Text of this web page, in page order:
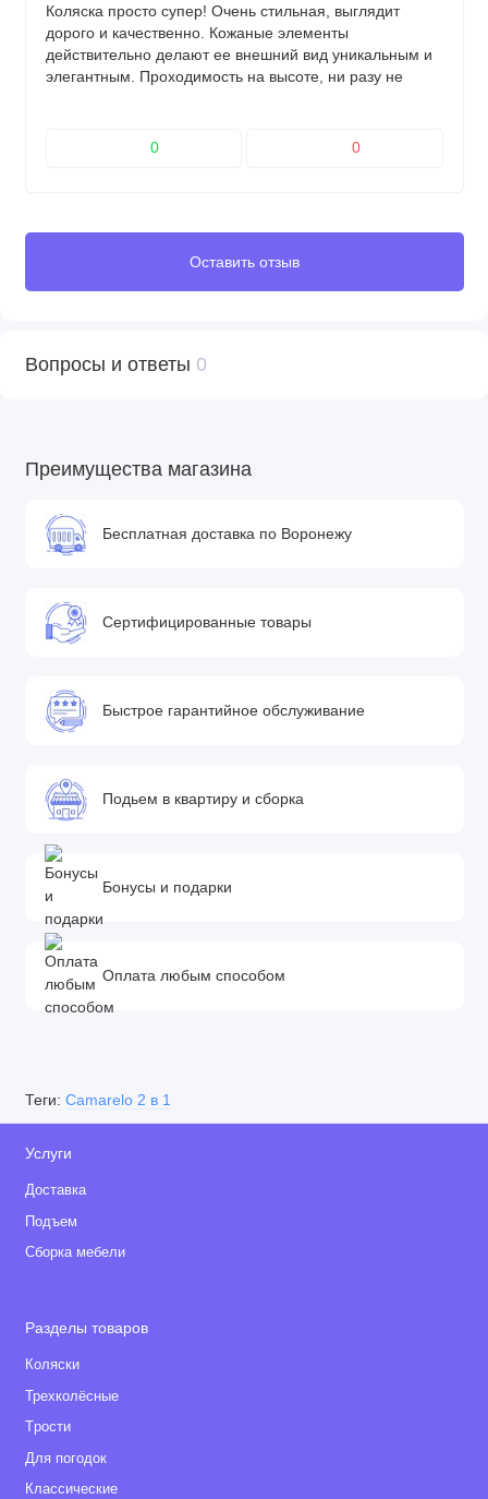
В комплекте
Чехол на ноги
Коляска просто супер! Очень стильная, выглядит
дорого и качественно. Кожаные элементы
действительно делают ее внешний вид уникальным и
элегантным. Проходимость на высоте, ни разу не
удобно при транспортировке. В общем, я доволен
0 0
Оставить отзыв
Вопросы и ответы 0
Преимущества магазина
Бесплатная доставка по Воронежу
Сертифицированные товары
Быстрое гарантийное обслуживание
Подьем в квартиру и сборка
Бонусы и подарки
Оплата любым способом
Теги: Camarelo 2 в 1
Услуги
Доставка
Подъем
Сборка мебели
Разделы товаров
Коляски
Трехколёсные
Tрости
Для погодок
Классические